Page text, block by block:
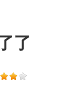
了